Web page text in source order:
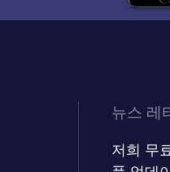
뉴스 레
저희 무